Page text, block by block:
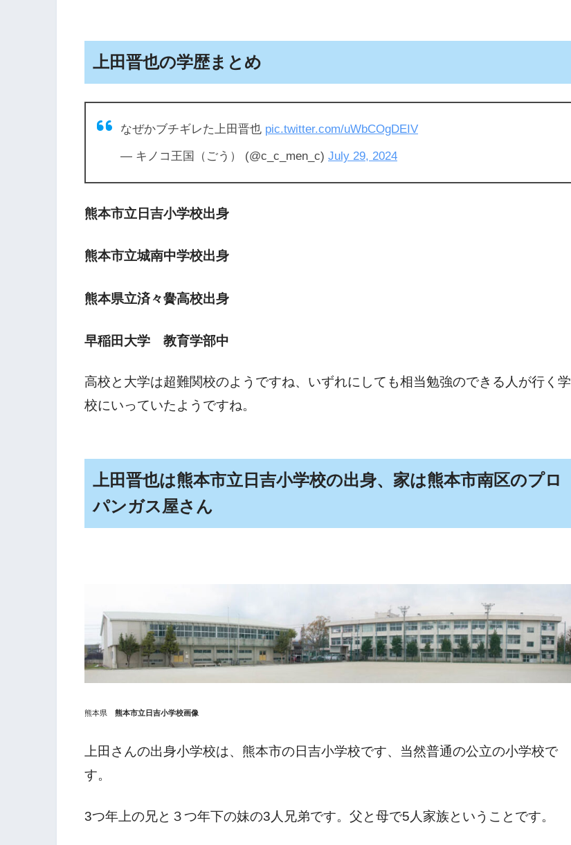
上田晋也の学歴まとめ
なぜかブチギレた上田晋也 pic.twitter.com/uWbCOgDEIV
— キノコ王国（ごう） (@c_c_men_c) July 29, 2024
熊本市立日吉小学校出身
熊本市立城南中学校出身
熊本県立済々黌高校出身
早稲田大学 教育学部中
高校と大学は超難関校のようですね、いずれにしても相当勉強のできる人が行く学
校にいっていたようですね。
上田晋也は熊本市立日吉小学校の出身、家は熊本市南区のプロ
パンガス屋さん
熊本県 熊本市立日吉小学校画像
上田さんの出身小学校は、熊本市の日吉小学校です、当然普通の公立の小学校で
す。
3つ年上の兄と３つ年下の妹の3人兄弟です。父と母で5人家族ということです。